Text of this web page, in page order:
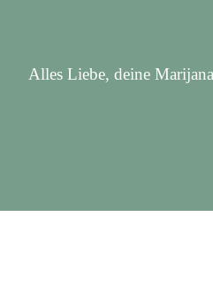
Alles Liebe, deine